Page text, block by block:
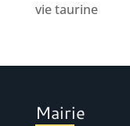
vie taurine
Mairie